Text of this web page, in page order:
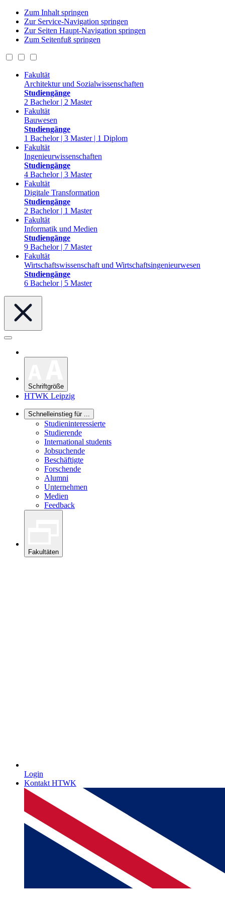
Zum Inhalt springen
Zur Service-Navigation springen
Zur Seiten Haupt-Navigation springen
Zum Seitenfuß springen
Fakultät
Architektur und Sozialwissenschaften
Studiengänge
2 Bachelor | 2 Master
Fakultät
Bauwesen
Studiengänge
1 Bachelor | 3 Master | 1 Diplom
Fakultät
Ingenieurwissenschaften
Studiengänge
4 Bachelor | 3 Master
Fakultät
Digitale Transformation
Studiengänge
2 Bachelor | 1 Master
Fakultät
Informatik und Medien
Studiengänge
9 Bachelor | 7 Master
Fakultät
Wirtschaftswissenschaft und Wirtschaftsingenieurwesen
Studiengänge
6 Bachelor | 5 Master
Schriftgröße
HTWK Leipzig
Schnelleinstieg für ...
Studieninteressierte
Studierende
International students
Jobsuchende
Beschäftigte
Forschende
Alumni
Unternehmen
Medien
Feedback
Fakultäten
Login
Kontakt HTWK